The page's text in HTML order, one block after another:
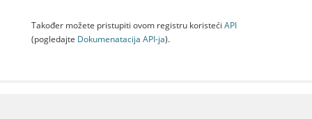
Također možete pristupiti ovom registru koristeći API
(pogledajte Dokumenаtаcijа API-jа).